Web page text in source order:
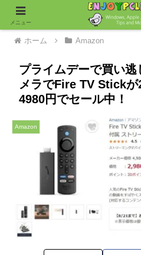
ホーム Amazon
プライムデーで買い
メラでFire TV Stick
4980円でセール中！
Amazon
メニュー